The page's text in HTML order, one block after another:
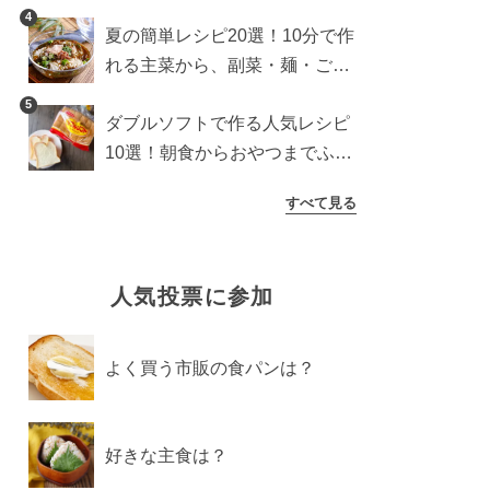
4
夏の簡単レシピ20選！10分で作
れる主菜から、副菜・麺・ごは
5
ダブルソフトで作る人気レシピ
10選！朝食からおやつまでふん
すべて見る
人気投票に参加
よく買う市販の食パンは？
好きな主食は？